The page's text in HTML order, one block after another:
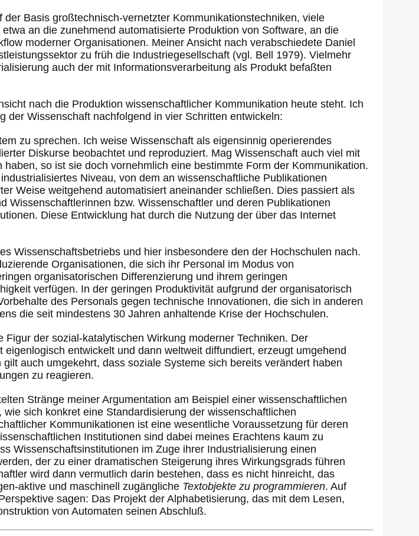
Basis großtechnisch-vernetzter Kommunikationstechniken, viele
an die zunehmend automatisierte Produktion von Software, an die
moderner Organisationen. Meiner Ansicht nach verabschiedete Daniel
zu früh die Industriegesellschaft (vgl. Bell 1979). Vielmehr
auch der mit Informationsverarbeitung als Produkt befaßten
nach die Produktion wissenschaftlicher Kommunikation heute steht. Ich
der Wissenschaft nachfolgend in vier Schritten entwickeln:
zu sprechen. Ich weise Wissenschaft als eigensinnig operierendes
Diskurse beobachtet und reproduziert. Mag Wissenschaft auch viel mit
so ist sie doch vornehmlich eine bestimmte Form der Kommunikation.
Niveau, von dem an wissenschaftliche Publikationen
Weise weitgehend automatisiert aneinander schließen. Dies passiert als
bzw. Wissenschaftler und deren Publikationen
Diese Entwicklung hat durch die Nutzung der über das Internet
Wissenschaftsbetriebs und hier insbesondere den der Hochschulen nach.
Organisationen, die sich ihr Personal im Modus von
organisatorischen Differenzierung und ihrem geringen
verfügen. In der geringen Produktivität aufgrund der organisatorisch
des Personals gegen technische Innovationen, die sich in anderen
die seit mindestens 30 Jahren anhaltende Krise der Hochschulen.
der sozial-katalytischen Wirkung moderner Techniken. Der
entwickelt und dann weltweit diffundiert, erzeugt umgehend
auch umgekehrt, dass soziale Systeme sich bereits verändert haben
zu reagieren.
Stränge meiner Argumentation am Beispiel einer wissenschaftlichen
sich konkret eine Standardisierung der wissenschaftlichen
Kommunikationen ist eine wesentliche Voraussetzung für deren
Institutionen sind dabei meines Erachtens kaum zu
Wissenschaftsinstitutionen im Zuge ihrer Industrialisierung einen
der zu einer dramatischen Steigerung ihres Wirkungsgrads führen
wird dann vermutlich darin bestehen, dass es nicht hinreicht, das
aktive und maschinell zugängliche Textobjekte zu programmieren. Auf
sagen: Das Projekt der Alphabetisierung, das mit dem Lesen,
von Automaten seinen Abschluß.